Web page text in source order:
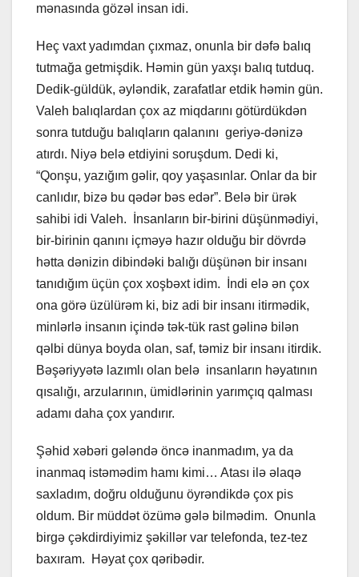
mənasında gözəl insan idi.
Heç vaxt yadımdan çıxmaz, onunla bir dəfə balıq
tutmağa getmişdik. Həmin gün yaxşı balıq tutduq.
Dedik-güldük, əyləndik, zarafatlar etdik həmin gün.
Valeh balıqlardan çox az miqdarını götürdükdən
sonra tutduğu balıqların qalanını geriyə-dənizə
atırdı. Niyə belə etdiyini soruşdum. Dedi ki,
“Qonşu, yazığım gəlir, qoy yaşasınlar. Onlar da bir
canlıdır, bizə bu qədər bəs edər”. Belə bir ürək
sahibi idi Valeh. İnsanların bir-birini düşünmədiyi,
bir-birinin qanını içməyə hazır olduğu bir dövrdə
hətta dənizin dibindəki balığı düşünən bir insanı
tanıdığım üçün çox xoşbəxt idim. İndi elə ən çox
ona görə üzülürəm ki, biz adi bir insanı itirmədik,
minlərlə insanın içində tək-tük rast gəlinə bilən
qəlbi dünya boyda olan, saf, təmiz bir insanı itirdik.
Bəşəriyyətə lazımlı olan belə insanların həyatının
qısalığı, arzularının, ümidlərinin yarımçıq qalması
adamı daha çox yandırır.
Şəhid xəbəri gələndə öncə inanmadım, ya da
inanmaq istəmədim hamı kimi… Atası ilə əlaqə
saxladım, doğru olduğunu öyrəndikdə çox pis
oldum. Bir müddət özümə gələ bilmədim. Onunla
birgə çəkdirdiyimiz şəkillər var telefonda, tez-tez
baxıram. Həyat çox qəribədir.